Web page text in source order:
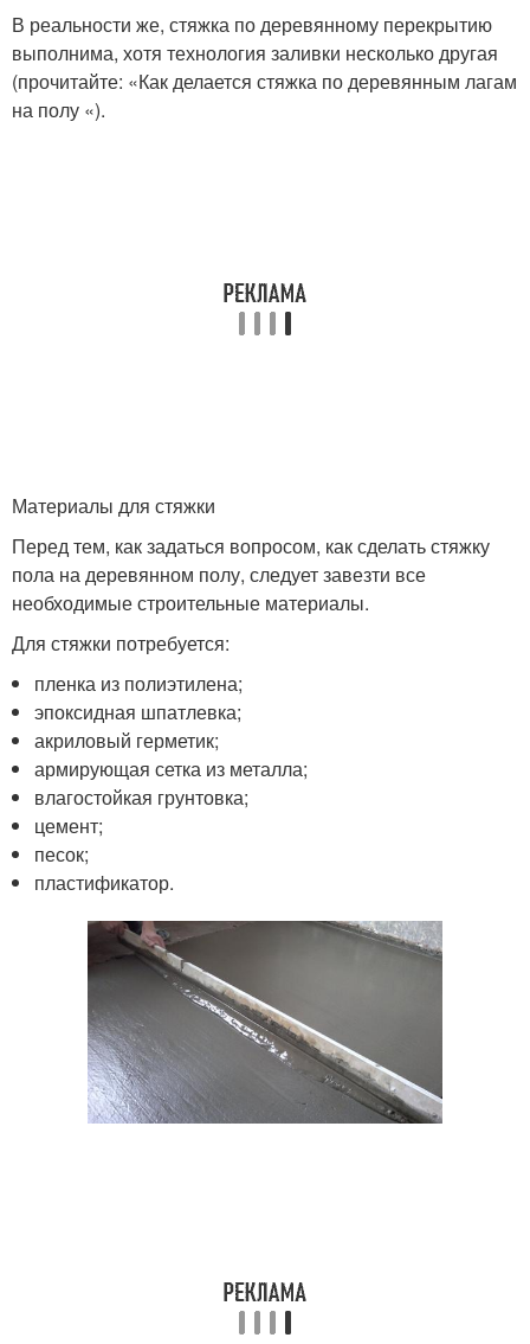
В реальности же, стяжка по деревянному перекрытию
выполнима, хотя технология заливки несколько другая
(прочитайте: «Как делается стяжка по деревянным лагам
на полу «).
Материалы для стяжки
Перед тем, как задаться вопросом, как сделать стяжку
пола на деревянном полу, следует завезти все
необходимые строительные материалы.
Для стяжки потребуется:
пленка из полиэтилена;
эпоксидная шпатлевка;
акриловый герметик;
армирующая сетка из металла;
влагостойкая грунтовка;
цемент;
песок;
пластификатор.